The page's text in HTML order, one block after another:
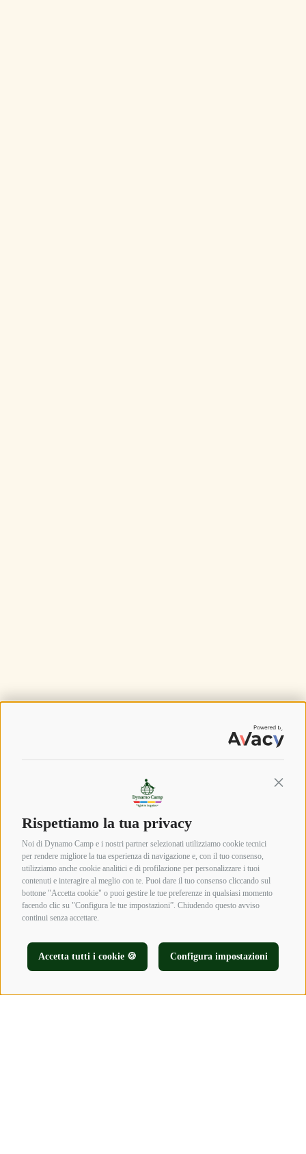
Rispettiamo la tua privacy
Noi di Dynamo Camp e i nostri partner selezionati utilizziamo cookie tecnici
per rendere migliore la tua esperienza di navigazione e, con il tuo consenso,
utilizziamo anche cookie analitici e di profilazione per personalizzare i tuoi
contenuti e interagire al meglio con te. Puoi dare il tuo consenso cliccando sul
bottone "Accetta cookie" o puoi gestire le tue preferenze in qualsiasi momento
facendo clic su "Configura le tue impostazioni”. Chiudendo questo avviso
continui senza accettare.
Accetta tutti i cookie 🍪 Configura impostazioni